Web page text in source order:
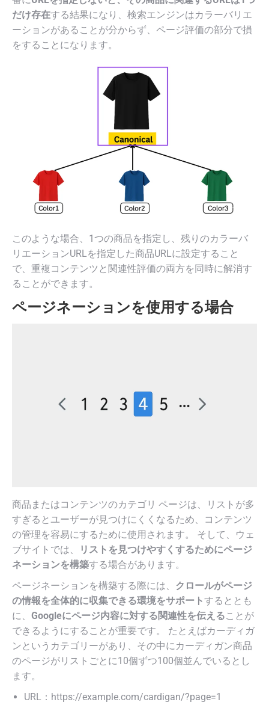
だけ存在する結果になり、検索エンジンはカラーバリエ
ーションがあることが分からず、ページ評価の部分で損
をすることになります。
このような場合、1つの商品を指定し、残りのカラーバ
リエーションURLを指定した商品URLに設定すること
で、重複コンテンツと関連性評価の両方を同時に解消す
ることができます。
ページネーションを使用する場合
商品またはコンテンツのカテゴリ ページは、リストが多
すぎるとユーザーが見つけにくくなるため、コンテンツ
の管理を容易にするために使用されます。 そして、ウェ
ブサイトでは、
リストを見つけやすくするためにページ
ネーションを構築する場合があります。
ページネーションを構築する際には、 クロールがページ
の情報を全体的に収集できる環境をサポートするととも
に、 Googleにページ内容に対する関連性を伝えることが
できるようにすることが重要です。 たとえばカーディガ
ンというカテゴリーがあり、その中にカーディガン商品
のページがリストごとに10個ずつ100個並んでいるとし
ます。
URL：https://example.com/cardigan/?page=1